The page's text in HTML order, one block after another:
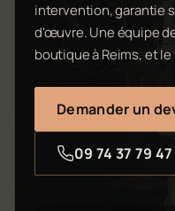
intervention, garantie
d'œuvre. Une équipe
boutique à Reims, et
Demander un
09 74 37 79 47